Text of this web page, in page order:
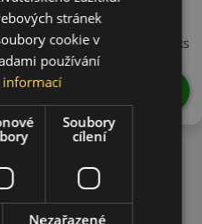
1 506 CZK /ks
stránek
cookie v
používání
informací
Soubory
cílení
Nezařazené